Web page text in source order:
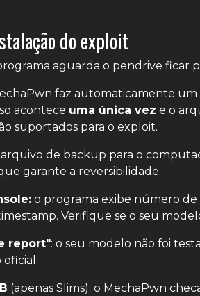
do exploit
aguarda o pendrive ficar
faz automaticamente
acontece uma única vez e o
suportados para o exploit.
de backup para o
garante a reversibilidade.
o programa exibe número de
Verifique se o seu
report": o seu modelo não foi
(apenas Slims): o MechaPwn